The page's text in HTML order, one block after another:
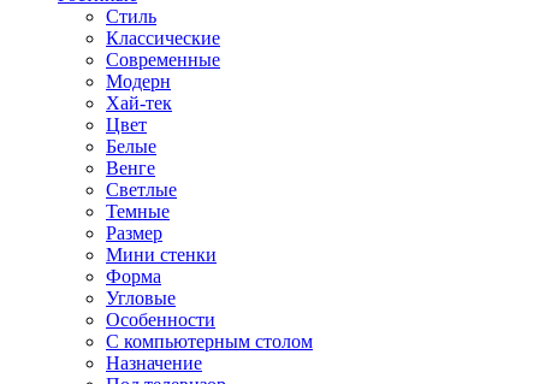
Стиль
Классические
Современные
Модерн
Хай-тек
Цвет
Белые
Венге
Светлые
Темные
Размер
Мини стенки
Форма
Угловые
Особенности
С компьютерным столом
Назначение